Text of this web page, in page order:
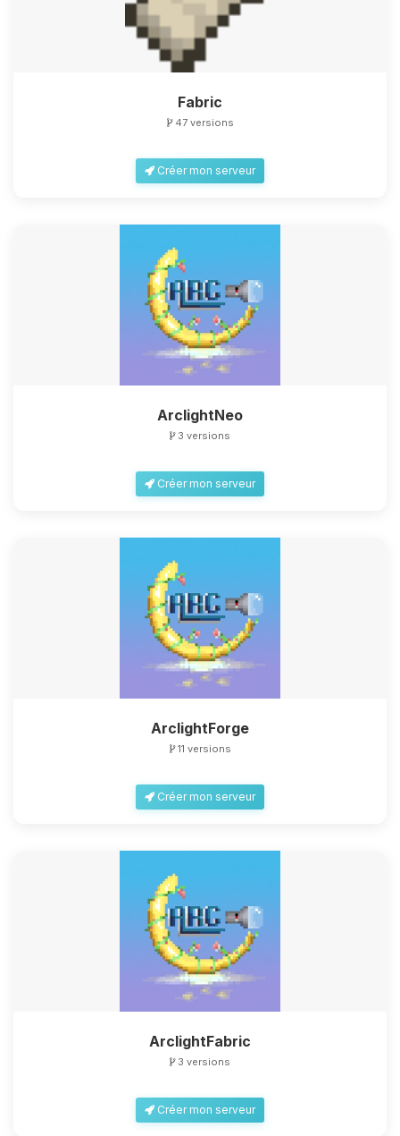
Fabric
47 versions
Créer mon serveur
ArclightNeo
3 versions
Créer mon serveur
ArclightForge
11 versions
Créer mon serveur
ArclightFabric
3 versions
Créer mon serveur